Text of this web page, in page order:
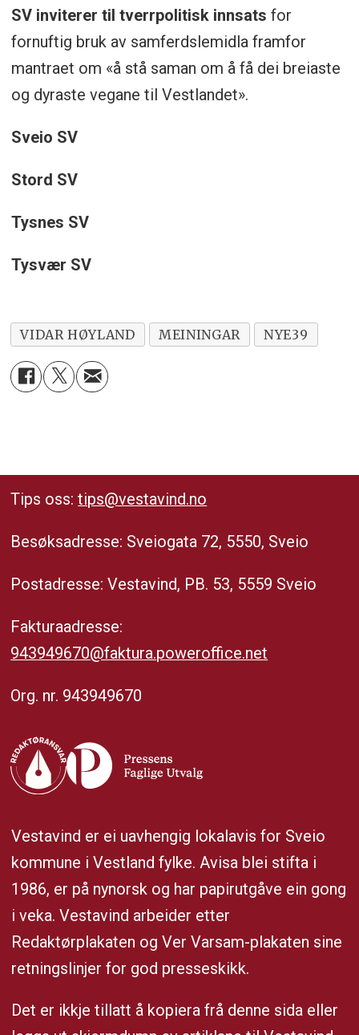
SV inviterer til tverrpolitisk innsats for
fornuftig bruk av samferdslemidla framfor
mantraet om «å stå saman om å få dei breiaste
og dyraste vegane til Vestlandet».
Sveio SV
Stord SV
Tysnes SV
Tysvær SV
VIDAR HØYLAND MEININGAR NYE39
Tips oss:tips@vestavind.no
Besøksadresse: Sveiogata 72, 5550, Sveio
Postadresse: Vestavind, PB. 53, 5559 Sveio
Fakturaadresse:
943949670@faktura.poweroffice.net
Org. nr. 943949670
Vestavind er ei uavhengig lokalavis for Sveio
kommune i Vestland fylke. Avisa blei stifta i
1986, er på nynorsk og har papirutgåve ein gong
i veka. Vestavind arbeider etter
Redaktørplakaten og Ver Varsam-plakaten sine
retningslinjer for god presseskikk.
Det er ikkje tillatt å kopiera frå denne sida eller